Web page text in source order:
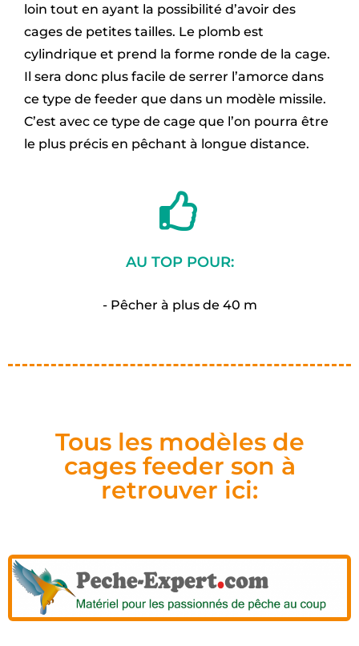
loin tout en ayant la possibilité d’avoir des
cages de petites tailles. Le plomb est
cylindrique et prend la forme ronde de la cage.
Il sera donc plus facile de serrer l’amorce dans
ce type de feeder que dans un modèle missile.
C’est avec ce type de cage que l’on pourra être
le plus précis en pêchant à longue distance.
AU TOP POUR:
- Pêcher à plus de 40 m
Tous les modèles de
cages feeder son à
retrouver ici: